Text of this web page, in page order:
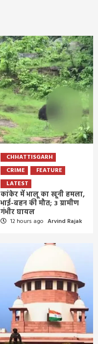
CHHATTISGARH
CRIME
FEATURE
LATEST
कांकेर में भालू का खूनी हमला,
भाई-बहन की मौत; 3 ग्रामीण
गंभीर घायल
12 hours ago Arvind Rajak